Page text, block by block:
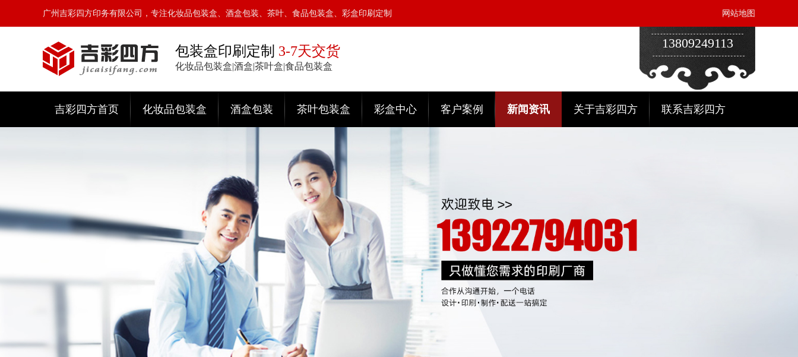
广州吉彩四方印务有限公司，专注化妆品包装盒、酒盒包装、茶叶、食品包装盒、彩盒印刷定制 网站地图
包装盒印刷定制 3-7天交货
化妆品包装盒|酒盒|茶叶盒|食品包装盒
13809249113
吉彩四方首页 化妆品包装盒 酒盒包装 茶叶包装盒 彩盒中心 客户案例 新闻资讯 关于吉彩四方 联系吉彩四方